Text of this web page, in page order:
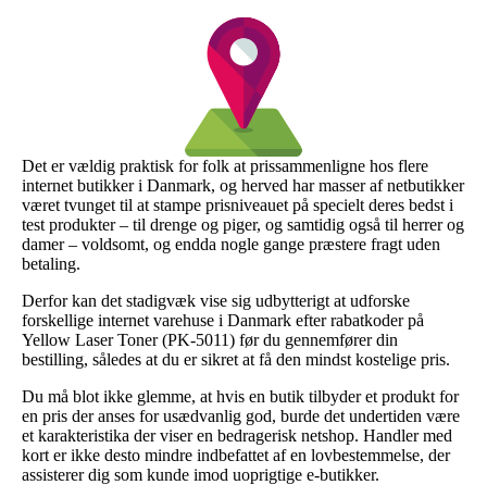
Det er vældig praktisk for folk at prissammenligne hos flere
internet butikker i Danmark, og herved har masser af netbutikker
været tvunget til at stampe prisniveauet på specielt deres bedst i
test produkter – til drenge og piger, og samtidig også til herrer og
damer – voldsomt, og endda nogle gange præstere fragt uden
betaling.
Derfor kan det stadigvæk vise sig udbytterigt at udforske
forskellige internet varehuse i Danmark efter rabatkoder på
Yellow Laser Toner (PK-5011) før du gennemfører din
bestilling, således at du er sikret at få den mindst kostelige pris.
Du må blot ikke glemme, at hvis en butik tilbyder et produkt for
en pris der anses for usædvanlig god, burde det undertiden være
et karakteristika der viser en bedragerisk netshop. Handler med
kort er ikke desto mindre indbefattet af en lovbestemmelse, der
assisterer dig som kunde imod uoprigtige e-butikker.